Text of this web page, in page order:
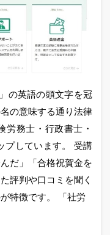
の英語の頭文字を冠
の意味する通り法律
労務士・行政書士・
プしています。 受講
だ」「合格祝賀金を
評判や口コミを聞く
特徴です。 「社労